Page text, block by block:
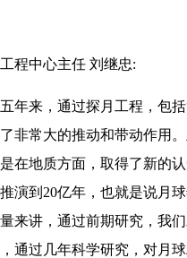
程中心主任 刘继忠:
年来，通过探月工程，包
非常大的推动和带动作用
在地质方面，取得了新的
演到20亿年，也就是说月
来讲，通过前期研究，我
通过几年科学研究，对月